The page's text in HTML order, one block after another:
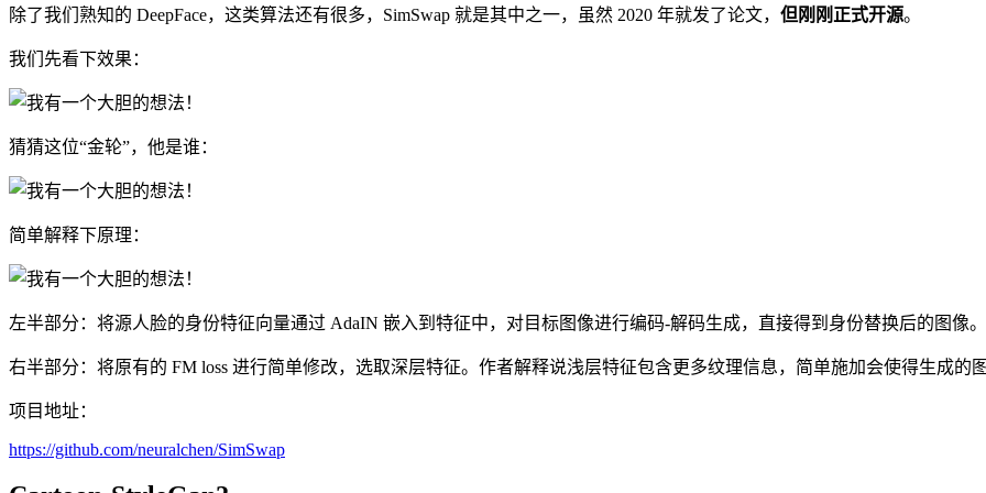
除了我们熟知的 DeepFace，这类算法还有很多，SimSwap 就是其中之一，虽然 2020 年就发了论文， 但刚刚正式开源。
我们先看下效果：
猜猜这位“金轮”，他是谁：
简单解释下原理：
左半部分：将源人脸的身份特征向量通过 AdaIN 嵌入到特征中，对目标图像进行编码-解码生成，直接得到身份替换后的图像。
右半部分：将原有的 FM loss 进行简单修改，选取深层特征。作者解释说浅层特征包含更多纹理信息，简单施加会使得生成的
项目地址：
https://github.com/neuralchen/SimSwap